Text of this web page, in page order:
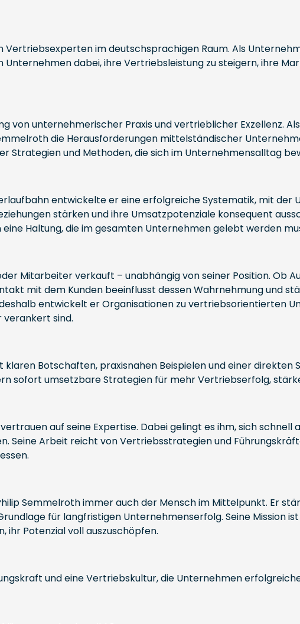
im deutschsprachigen Raum. Als
dabei, ihre Vertriebsleistung zu steigern, ihre
von unternehmerischer Praxis und vertrieblicher Exzellenz.
die Herausforderungen mittelständischer
Strategien und Methoden, die sich im Unternehmensalltag
entwickelte er eine erfolgreiche Systematik, mit
stärken und ihre Umsatzpotenziale konsequent
Haltung, die im gesamten Unternehmen gelebt werden
Mitarbeiter verkauft – unabhängig von seiner Position. Ob
mit dem Kunden beeinflusst dessen Wahrnehmung und
entwickelt er Organisationen zu vertriebsorientierten
sind.
Botschaften, praxisnahen Beispielen und einer
sofort umsetzbare Strategien für mehr Vertriebserfolg,
auf seine Expertise. Dabei gelingt es ihm, sich
Seine Arbeit reicht von Vertriebsstrategien und
Semmelroth immer auch der Mensch im Mittelpunkt. Er
für langfristigen Unternehmenserfolg. Seine Mission
ihr Potenzial voll auszuschöpfen.
und eine Vertriebskultur, die Unternehmen